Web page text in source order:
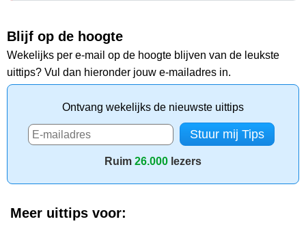
Blijf op de hoogte
Wekelijks per e-mail op de hoogte blijven van de leukste
uittips? Vul dan hieronder jouw e-mailadres in.
Ontvang wekelijks de nieuwste uittips
Ruim 26.000 lezers
Meer uittips voor: